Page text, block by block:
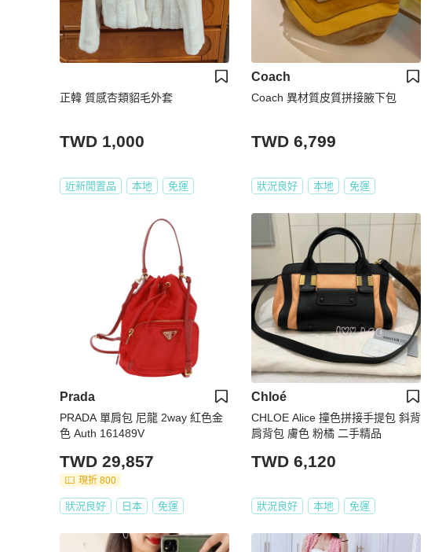
正韓 質感杏類貂毛外套
TWD 1,000
近新閒置品 本地 免運
Coach
Coach 異材質皮質拼接腋下包
TWD 6,799
狀況良好 本地 免運
Prada
PRADA 單肩包 尼龍 2way 紅色金
色 Auth 161489V
TWD 29,857
現折 800
狀況良好 日本 免運
Chloé
CHLOE Alice 撞色拼接手提包 斜背
肩背包 膚色 粉橘 二手精品
TWD 6,120
狀況良好 本地 免運